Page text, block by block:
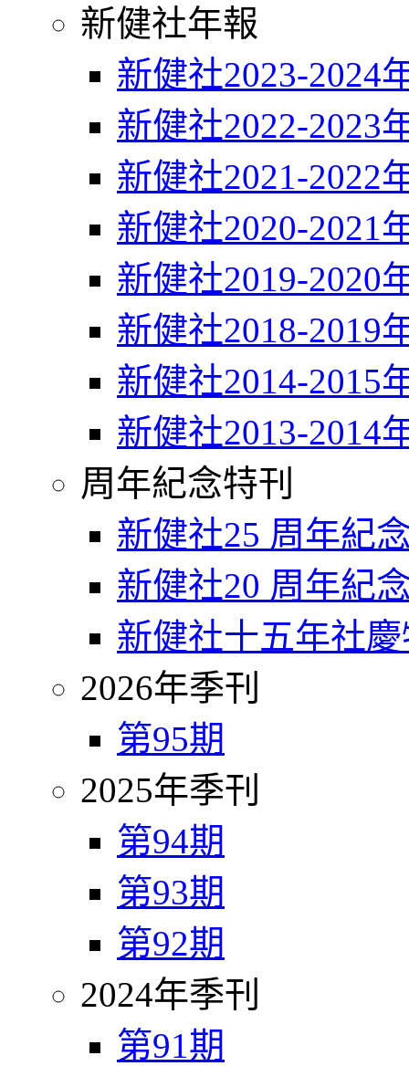
新健社年報
新健社2023-2024
新健社2022-2023
新健社2021-2022
新健社2020-2021
新健社2019-2020
新健社2018-2019
新健社2014-2015
新健社2013-2014
周年紀念特刊
新健社25 周年紀
新健社20 周年紀
新健社十五年社
2026年季刊
第95期
2025年季刊
第94期
第93期
第92期
2024年季刊
第91期